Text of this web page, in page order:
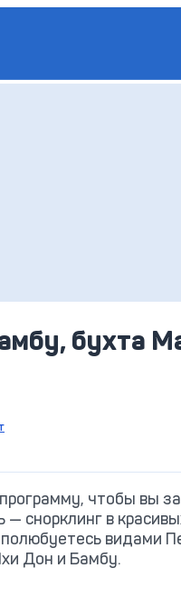
бухта
чтобы вы
снорклинг в
видами
Дон и Бамбу.